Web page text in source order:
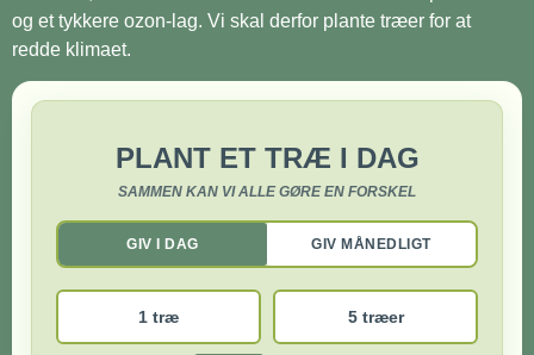
og et tykkere ozon-lag. Vi skal derfor plante træer for at
redde klimaet.
PLANT ET TRÆ I DAG
SAMMEN KAN VI ALLE GØRE EN FORSKEL
GIV I DAG GIV MÅNEDLIGT
1 træ 5 træer